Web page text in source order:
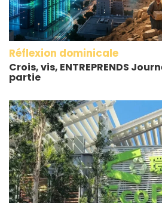
Réflexion dominicale
Crois, vis, ENTREPRENDS
partie